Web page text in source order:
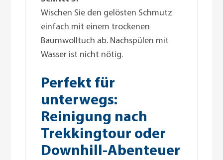
Wischen Sie den gelösten Schmutz
einfach mit einem trockenen
Baumwolltuch ab. Nachspülen mit
Wasser ist nicht nötig.
Perfekt für
unterwegs:
Reinigung nach
Trekkingtour oder
Downhill-Abenteuer